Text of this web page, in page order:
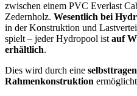
zwischen einem PVC Everlast
Zedernholz. Wesentlich bei
in der Konstruktion und
spielt – jeder Hydropool ist auf
erhältlich.
Dies wird durch eine
Rahmenkonstruktion